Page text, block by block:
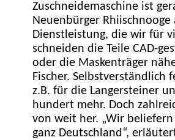
Zuschneidemaschine ist
Neuenbürger Rhiischnooge
Dienstleistung, die wir für
schneiden die Teile CAD-
oder die Maskenträger
Fischer. Selbstverständlich
z.B. für die Langersteiner
hundert mehr. Doch
von weit her. „Wir
ganz Deutschland“,